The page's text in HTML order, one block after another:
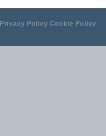
Privacy Policy Cookie Policy